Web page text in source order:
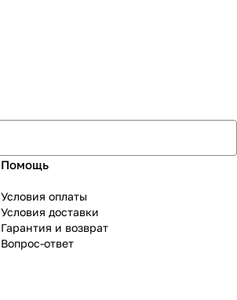
Помощь
Условия оплаты
Условия доставки
Гарантия и возврат
Вопрос-ответ